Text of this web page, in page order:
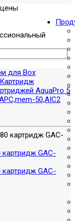
для Box
AquaPro 5
50,AIC2